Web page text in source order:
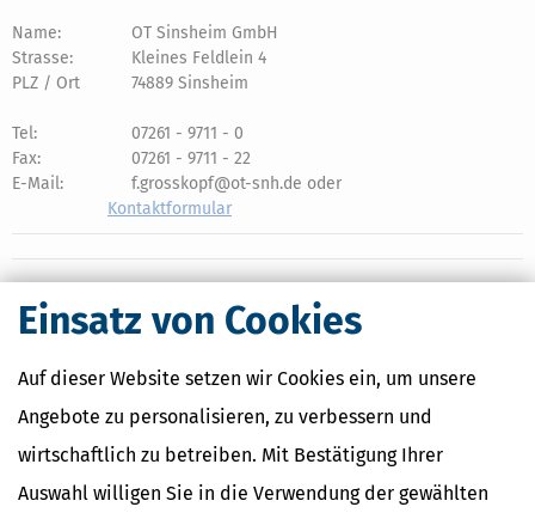
Einsatz von Cookies
Auf dieser Website setzen wir Cookies ein, um unsere
Angebote zu personalisieren, zu verbessern und
wirtschaftlich zu betreiben. Mit Bestätigung Ihrer
Auswahl willigen Sie in die Verwendung der gewählten
Name:
OT Sinsheim GmbH
Strasse:
Kleines Feldlein 4
PLZ / Ort
74889 Sinsheim
Tel:
07261 - 9711 - 0
Fax:
07261 - 9711 - 22
E-Mail:
f.grosskopf@ot-snh.de oder
Kontaktformular